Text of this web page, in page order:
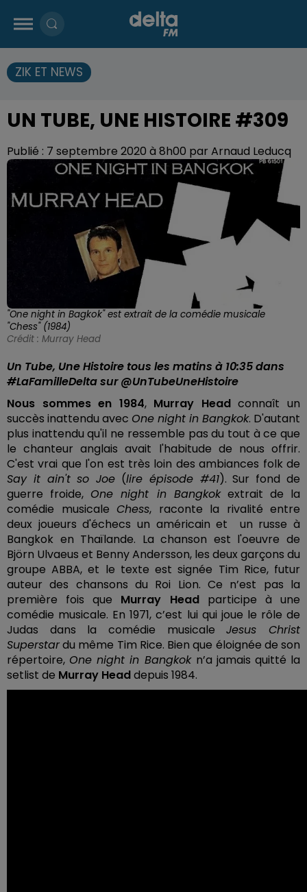
ZIK ET NEWS
UN TUBE, UNE HISTOIRE #309
Publié : 7 septembre 2020 à 8h00 par Arnaud Leducq
"One night in Bagkok" est extrait de la comédie musicale
"Chess" (1984)
Crédit : Murray Head
Un Tube, Une Histoire tous les matins à 10:35 dans
#LaFamilleDelta sur @UnTubeUneHistoire
Nous sommes en 1984, Murray Headconnaît un
succès inattendu avec One night in Bangkok. D'autant
plus inattendu qu'il ne ressemble pas du tout à ce que
le chanteur anglais avait l'habitude de nous offrir.
C'est vrai que l'on est très loin des ambiances folk de
Say it ain't so Joe (lire épisode #41). Sur fond de
guerre froide, One night in Bangkokextrait de la
comédie musicale Chess, raconte la rivalité entre
deux joueurs d'échecs un américain et un russe à
Bangkok en Thaïlande. La chanson est l'oeuvre de
Björn Ulvaeus et Benny Andersson, les deux garçons du
groupe ABBA, et le texte est signée Tim Rice, futur
auteur des chansons du Roi Lion. Ce n’est pas la
première fois que Murray Headparticipe à une
comédie musicale. En 1971, c’est lui qui joue le rôle de
Judas dans la comédie musicaleJesus Christ
Superstardu même Tim Rice. Bien que éloignée de son
répertoire, One night in Bangkok n’a jamais quitté la
setlist de Murray Headdepuis 1984.